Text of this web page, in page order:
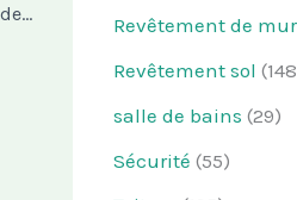
Réparation de ventilateur : ce que vous devez savoir
Revêtement de mur
Revêtement sol
salle de bains (29)
Sécurité (55)